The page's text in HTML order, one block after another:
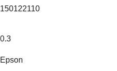
150122110
0.3
Epson